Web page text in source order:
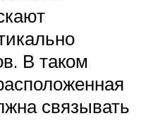
В таком
связывать